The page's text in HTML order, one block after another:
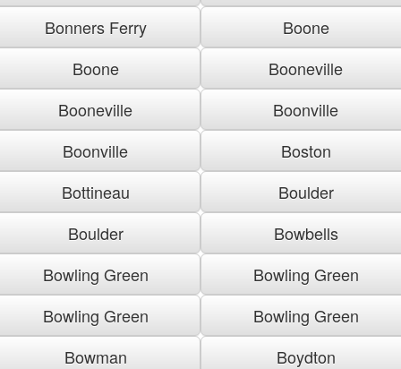
Bonners Ferry
Boone
Boone
Booneville
Booneville
Boonville
Boonville
Boston
Bottineau
Boulder
Boulder
Bowbells
Bowling Green
Bowling Green
Bowling Green
Bowling Green
Bowman
Boydton